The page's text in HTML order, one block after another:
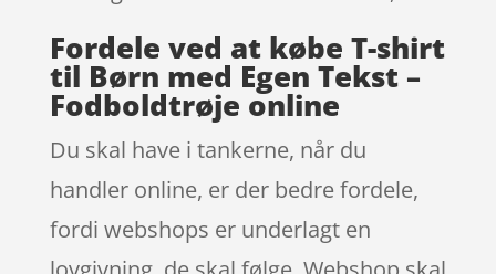
Fordele ved at købe T-shirt
til Børn med Egen Tekst –
Fodboldtrøje online
Du skal have i tankerne, når du
handler online, er der bedre fordele,
fordi webshops er underlagt en